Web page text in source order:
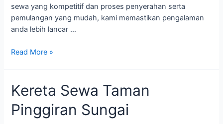
sewa yang kompetitif dan proses penyerahan serta
pemulangan yang mudah, kami memastikan pengalaman
anda lebih lancar …
Kereta
Serdang
Utama
Read More »
Kereta Sewa Taman
Pinggiran Sungai